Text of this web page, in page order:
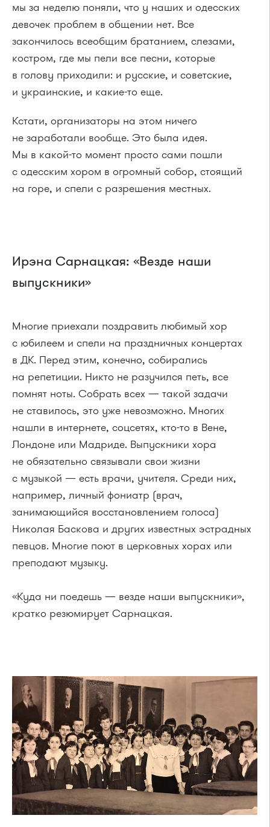
мы за неделю поняли, что у наших и одесских
девочек проблем в общении нет. Все
закончилось всеобщим братанием, слезами,
костром, где мы пели все песни, которые
в голову приходили: и русские, и советские,
и украинские, и какие-то еще.
Кстати, организаторы на этом ничего
не заработали вообще. Это была идея.
Мы в какой-то момент просто сами пошли
с одесским хором в огромный собор, стоящий
на горе, и спели с разрешения местных.
Ирэна Сарнацкая: «Везде наши
выпускники»
Многие приехали поздравить любимый хор
с юбилеем и спели на праздничных концертах
в ДК. Перед этим, конечно, собирались
на репетиции. Никто не разучился петь, все
помнят ноты. Собрать всех — такой задачи
не ставилось, это уже невозможно. Многих
нашли в интернете, соцсетях, кто-то в Вене,
Лондоне или Мадриде. Выпускники хора
не обязательно связывали свои жизни
с музыкой — есть врачи, учителя. Среди них,
например, личный фониатр (врач,
занимающийся восстановлением голоса)
Николая Баскова и других известных эстрадных
певцов. Многие поют в церковных хорах или
преподают музыку.
«Куда ни поедешь — везде наши выпускники»,
кратко резюмирует Сарнацкая.